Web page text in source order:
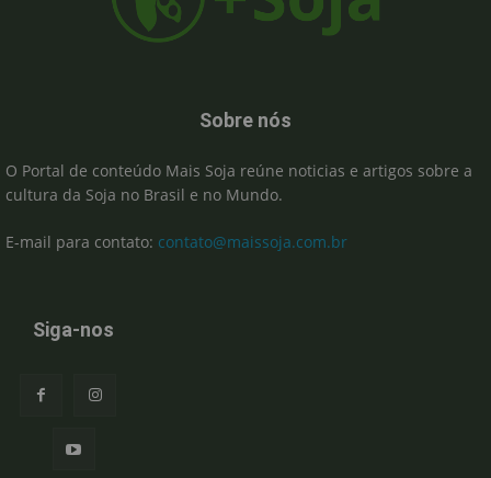
Sobre nós
O Portal de conteúdo Mais Soja reúne noticias e artigos sobre a
cultura da Soja no Brasil e no Mundo.
E-mail para contato: contato@maissoja.com.br
Siga-nos